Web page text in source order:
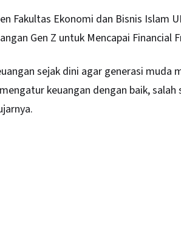
Fakultas Ekonomi dan Bisnis Islam
Gen Z untuk Mencapai Financial
sejak dini agar generasi muda
keuangan dengan baik,